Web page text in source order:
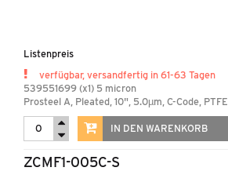
Listenpreis
verfügbar, versandfertig in 61-63 Tagen
539551699 (x1) 5 micron
Prosteel A, Pleated, 10", 5.0µm, C-Code, PTFE
IN DEN WARENKORB
ZCMF1-005C-S